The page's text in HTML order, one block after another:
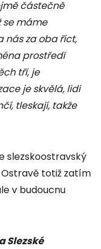
částečně
se máme
nás za oba říct,
prostředí
tří, je
je skvělá, lidi
tleskají, takže
slezskoostravský
Ostravě totiž zatím
v budoucnu
Slezské